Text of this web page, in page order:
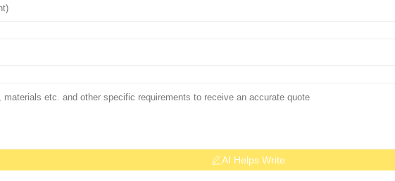
AI Helps Write